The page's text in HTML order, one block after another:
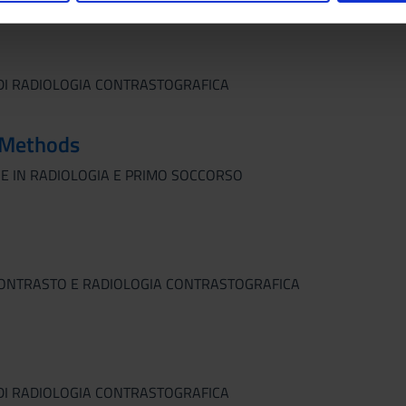
RADIOLOGIA CONTRASTOGRAFICA
IN RADIOLOGIA E PRIMO SOCCORSO
E RADIOLOGIA CONTRASTOGRAFICA
RADIOLOGIA CONTRASTOGRAFICA